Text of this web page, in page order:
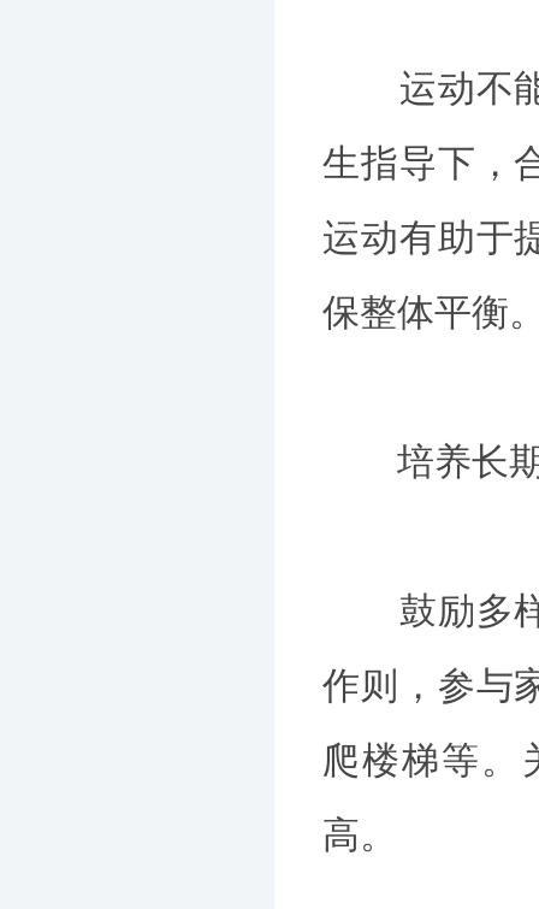
运动不能
生指导下，
运动有助于
保整体平衡
培养长期
鼓励多样
作则，参与
爬楼梯等。
高。